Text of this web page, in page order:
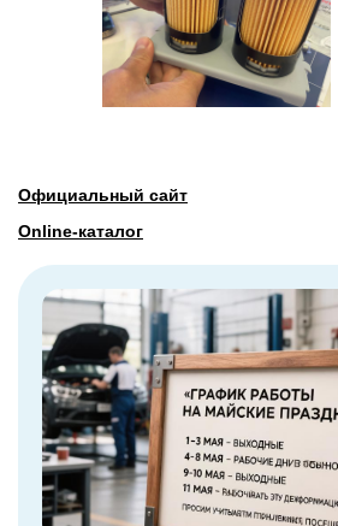
Официальный сайт
Online-каталог